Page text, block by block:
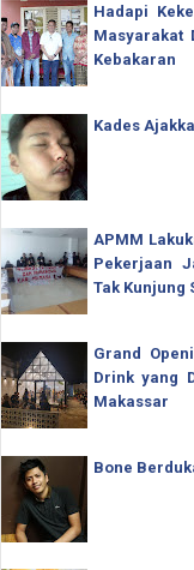
Hadapi
Masyarakat
Kebakaran
Kades
APMM
Pekerjaan
Tak Kunjung
Grand
Drink yang
Makassar
Bone